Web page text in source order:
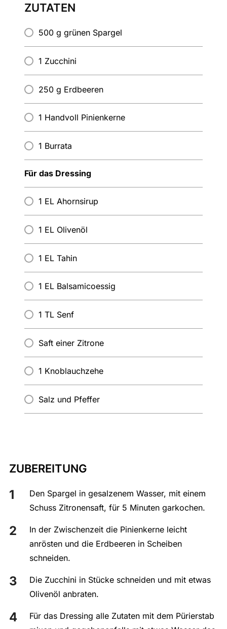
ZUTATEN
500 g grünen Spargel
1 Zucchini
250 g Erdbeeren
1 Handvoll Pinienkerne
1 Burrata
Für das Dressing
1 EL Ahornsirup
1 EL Olivenöl
1 EL Tahin
1 EL Balsamicoessig
1 TL Senf
Saft einer Zitrone
1 Knoblauchzehe
Salz und Pfeffer
ZUBEREITUNG
Den Spargel in gesalzenem Wasser, mit einem
Schuss Zitronensaft, für 5 Minuten garkochen.
In der Zwischenzeit die Pinienkerne leicht
anrösten und die Erdbeeren in Scheiben
schneiden.
Die Zucchini in Stücke schneiden und mit etwas
Olivenöl anbraten.
Für das Dressing alle Zutaten mit dem Pürierstab